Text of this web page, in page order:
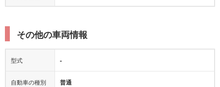
その他の車両情報
型式 -
自動車の種別 普通